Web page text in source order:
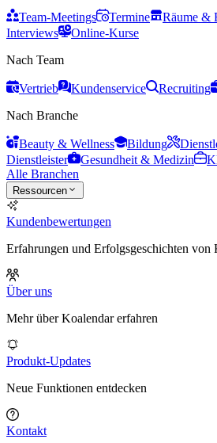
Team-Meetings Termine
Räume &
Interviews
Online-Kurse
Nach Team
Vertrieb Kundenservice Recruiting
Nach Branche
Beauty & Wellness Bildung
Dienstleister
Gesundheit & Medizin
Alle Branchen
Ressourcen
Kundenbewertungen
Erfahrungen und Erfolgsgeschichten von
Über uns
Mehr über Koalendar erfahren
Produkt-Updates
Neue Funktionen entdecken
Kontakt